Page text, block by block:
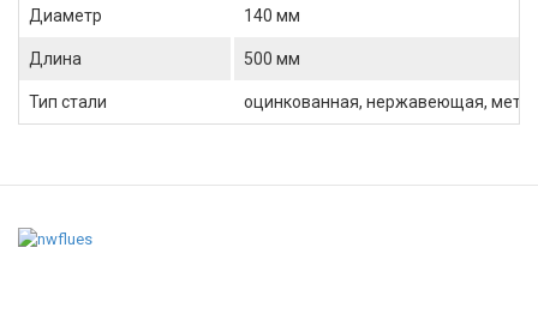
Диаметр 140 мм
Длина 500 мм
Тип стали оцинкованная, нержавеющая,